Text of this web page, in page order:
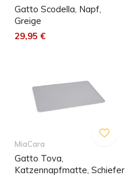
Gatto Scodella, Napf,
Greige
29,95 €
MiaCara
Gatto Tova,
Katzennapfmatte, Schiefer